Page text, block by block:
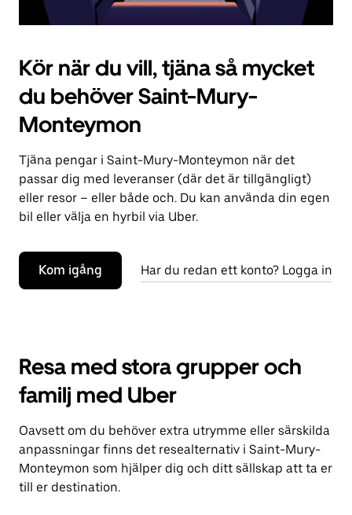
Kör när du vill, tjäna så mycket
du behöver Saint-Mury-
Monteymon
Tjäna pengar i Saint-Mury-Monteymon när det
passar dig med leveranser (där det är tillgängligt)
eller resor – eller både och. Du kan använda din egen
bil eller välja en hyrbil via Uber.
Kom igång Har du redan ett konto? Logga in
Resa med stora grupper och
familj med Uber
Oavsett om du behöver extra utrymme eller särskilda
anpassningar finns det resealternativ i Saint-Mury-
Monteymon som hjälper dig och ditt sällskap att ta er
till er destination.